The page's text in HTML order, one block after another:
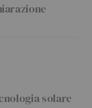
solare